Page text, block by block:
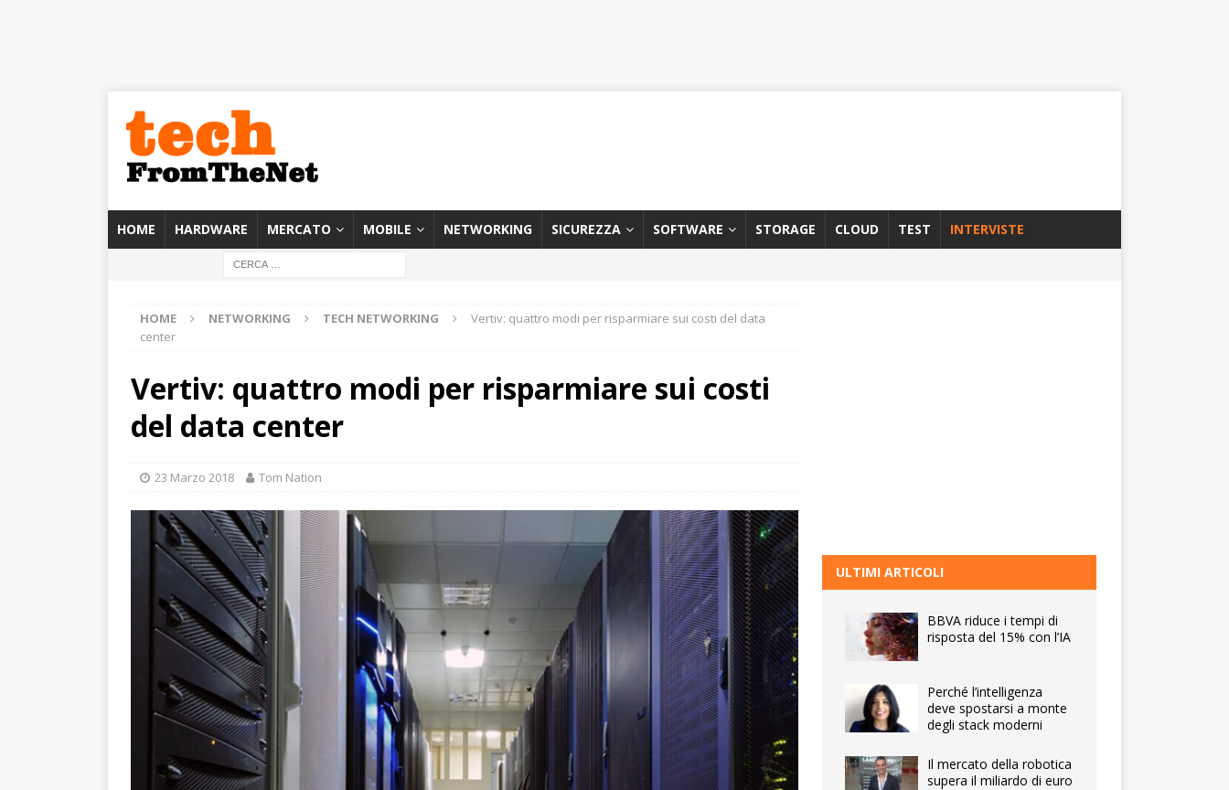
HOME HARDWARE MERCATO MOBILE NETWORKING SICUREZZA SOFTWARE STORAGE CLOUD TEST INTERVISTE
HOME NETWORKING TECH NETWORKING
Vertiv: quattro modi per risparmiare sui costi del data
center
Vertiv: quattro modi per risparmiare sui costi
del data center
23 Marzo 2018 Tom Nation
ULTIMI ARTICOLI
BBVA riduce i tempi di
risposta del 15% con l’IA
Perché l’intelligenza
deve spostarsi a monte
degli stack moderni
Il mercato della robotica
supera il miliardo di euro